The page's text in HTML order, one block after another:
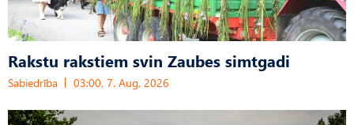
Rakstu rakstiem svin Zaubes simtgadi
Sabiedrība 03:00, 7. Aug, 2026